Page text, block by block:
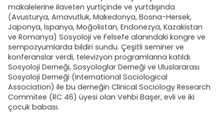
makalelerine ilaveten yurtiçinde ve yurtdışında
(Avusturya, Arnavutluk, Makedonya, Bosna-Hersek,
Japonya, İspanya, Moğolistan, Endonezya, Kazakistan
ve Romanya) Sosyoloji ve Felsefe alanındaki kongre ve
sempozyumlarda bildiri sundu. Çeşitli seminer ve
konferanslar verdi, televizyon programlarına katıldı.
Sosyoloji Derneği, Sosyologlar Derneği ve Uluslararası
Sosyoloji Derneği (International Sociological
Association) ile bu derneğin Clinical Sociology Research
Commitee (RC 46) üyesi olan Vehbi Başer, evli ve iki
çocuk babası.